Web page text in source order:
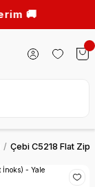
Çebi C5218 Flat